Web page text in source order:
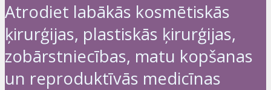
Atrodiet labākās kosmētiskās
ķirurģijas, plastiskās ķirurģijas,
zobārstniecības, matu kopšanas
un reproduktīvās medicīnas